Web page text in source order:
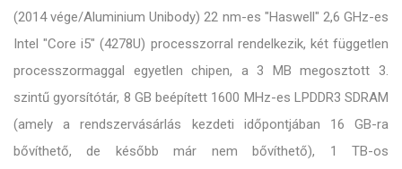
(2014 vége/Aluminium Unibody) 22 nm-es "Haswell" 2,6 GHz-es
Intel "Core i5" (4278U) processzorral rendelkezik, két független
processzormaggal egyetlen chipen, a 3 MB megosztott 3.
szintű gyorsítótár, 8 GB beépített 1600 MHz-es LPDDR3 SDRAM
(amely a rendszervásárlás kezdeti időpontjában 16 GB-ra
bővíthető, de később már nem bővíthető), 1 TB-os